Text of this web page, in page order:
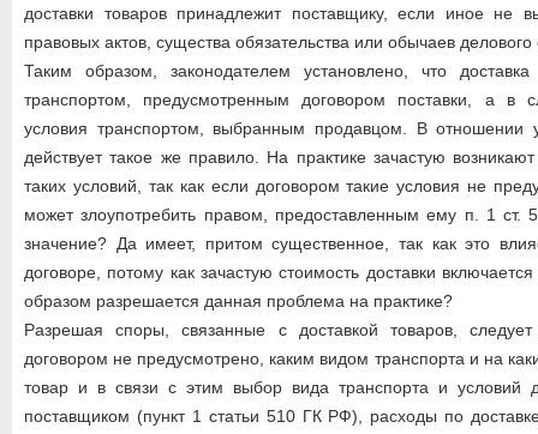
доставки товаров принадлежит поставщику, если иное не
правовых актов, существа обязательства или обычаев делового
Таким образом, законодателем установлено, что доставка
транспортом, предусмотренным договором поставки, а в
условия транспортом, выбранным продавцом. В отношении
действует такое же правило. На практике зачастую
таких условий, так как если договором такие условия не
может злоупотребить правом, предоставленным ему п. 1
значение? Да имеет, притом существенное, так как это
договоре, потому как зачастую стоимость доставки
образом разрешается данная проблема на практике?
Разрешая споры, связанные с доставкой товаров,
договором не предусмотрено, каким видом транспорта и на
товар и в связи с этим выбор вида транспорта и условий
поставщиком (пункт 1 статьи 510 ГК РФ), расходы по